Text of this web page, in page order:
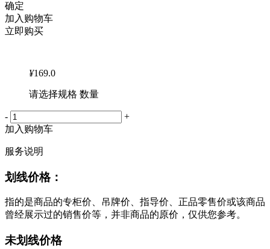
确定
加入购物车
立即购买
¥169.0
请选择规格 数量
-
+
加入购物车
服务说明
划线价格：
指的是商品的专柜价、吊牌价、指导价、正品零售价或该商品
曾经展示过的销售价等，并非商品的原价，仅供您参考。
未划线价格